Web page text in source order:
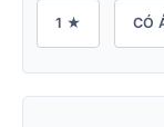
1 ★ CÓ